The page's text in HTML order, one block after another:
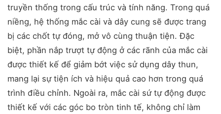
truyền thống trong cấu trúc và tính năng. Trong quá
niềng, hệ thống mắc cài và dây cung sẽ được trang
bị các chốt tự đóng, mở vô cùng thuận tiện. Đặc
biệt, phần nắp trượt tự động ở các rãnh của mắc cài
được thiết kế để giảm bớt việc sử dụng dây thun,
mang lại sự tiện ích và hiệu quả cao hơn trong quá
trình điều chỉnh. Ngoài ra, mắc cài sứ tự động được
thiết kế với các góc bo tròn tinh tế, không chỉ làm